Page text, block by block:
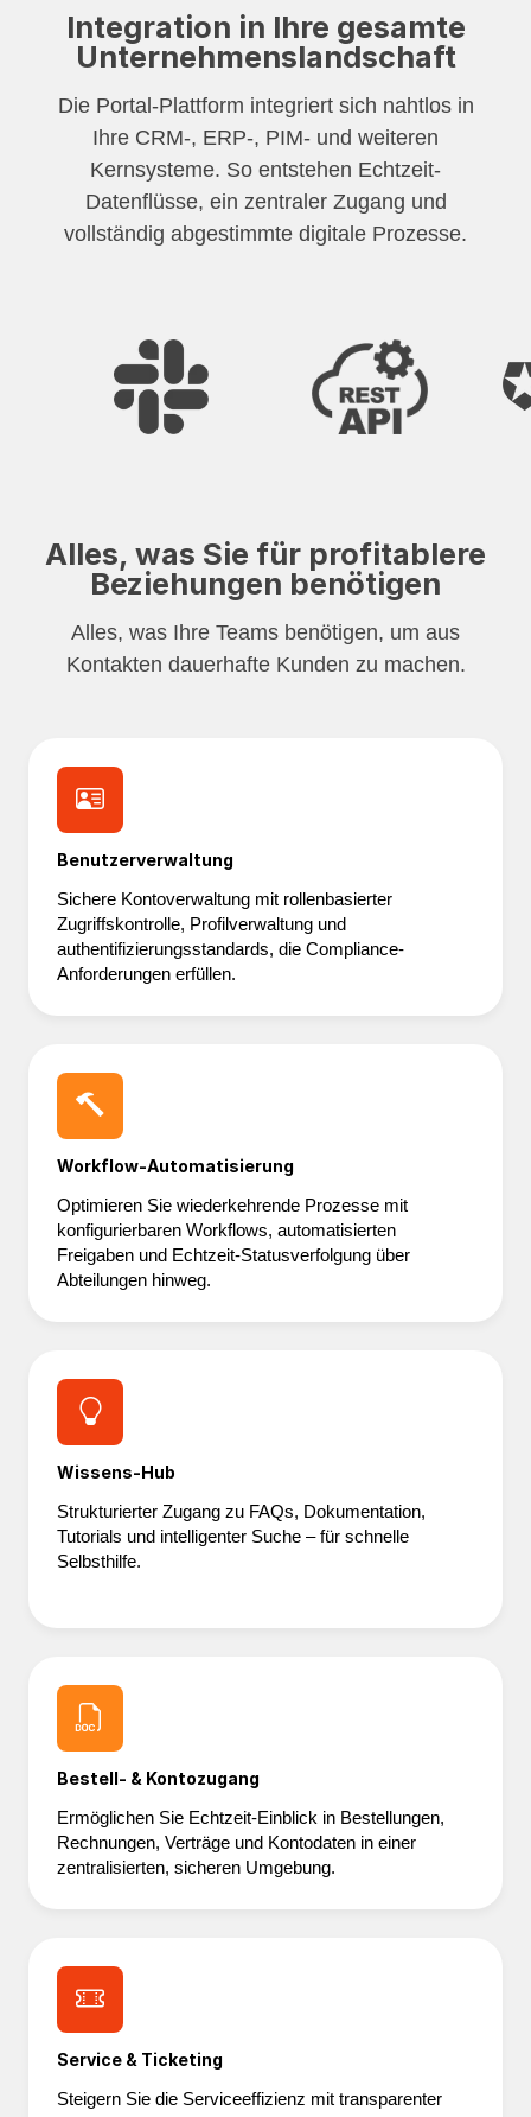
Integration in Ihre gesamte
Unternehmenslandschaft
Die Portal-Plattform integriert sich nahtlos in
Ihre CRM-, ERP-, PIM- und weiteren
Kernsysteme. So entstehen Echtzeit-
Datenflüsse, ein zentraler Zugang und
vollständig abgestimmte digitale Prozesse.
Alles, was Sie für profitablere
Beziehungen benötigen
Alles, was Ihre Teams benötigen, um aus
Kontakten dauerhafte Kunden zu machen.
Benutzerverwaltung
Sichere Kontoverwaltung mit rollenbasierter
Zugriffskontrolle, Profilverwaltung und
authentifizierungsstandards, die Compliance-
Anforderungen erfüllen.
Workflow-Automatisierung
Optimieren Sie wiederkehrende Prozesse mit
konfigurierbaren Workflows, automatisierten
Freigaben und Echtzeit-Statusverfolgung über
Abteilungen hinweg.
Wissens-Hub
Strukturierter Zugang zu FAQs, Dokumentation,
Tutorials und intelligenter Suche – für schnelle
Selbsthilfe.
Bestell- & Kontozugang
Ermöglichen Sie Echtzeit-Einblick in Bestellungen,
Rechnungen, Verträge und Kontodaten in einer
zentralisierten, sicheren Umgebung.
Service & Ticketing
Steigern Sie die Serviceeffizienz mit transparenter